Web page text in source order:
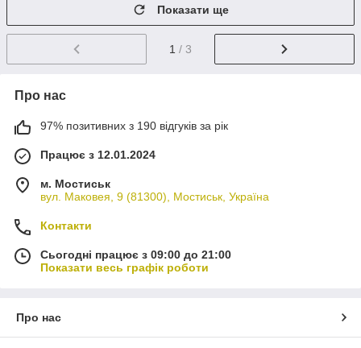
Показати ще
1 / 3
Про нас
97% позитивних з 190 відгуків за рік
Працює з 12.01.2024
м. Мостиськ
вул. Маковея, 9 (81300), Мостиськ, Україна
Контакти
Сьогодні працює з 09:00 до 21:00
Показати весь графік роботи
Про нас